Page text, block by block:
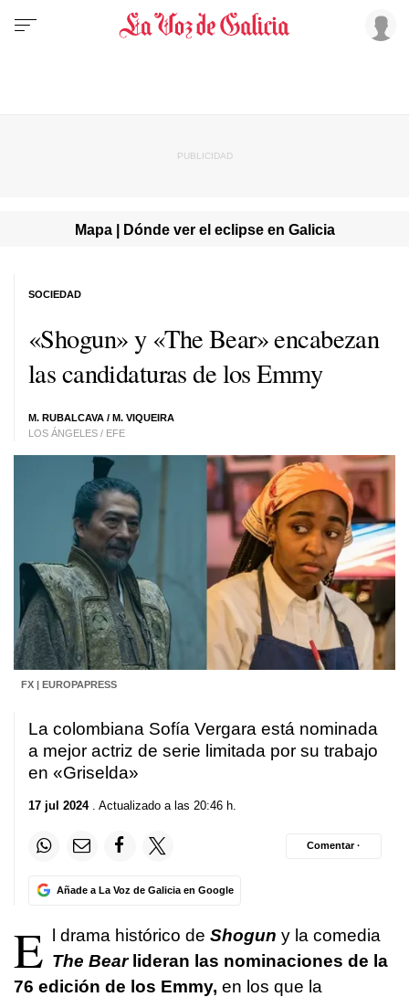
Mapa | Dónde ver el eclipse en Galicia
«Shogun» y «The Bear» encabezan
las candidaturas de los Emmy
M. RUBALCAVA / M. VIQUEIRA
LOS ÁNGELES / EFE
SOCIEDAD
FX | EUROPAPRESS
La colombiana Sofía Vergara está nominada
a mejor actriz de serie limitada por su trabajo
en «Griselda»
17 jul 2024. Actualizado a las 20:46 h.
Añade a La Voz de Galicia en Google
Comentar ·
E l drama histórico de Shogun y la comedia
The Bearlideran las nominaciones de la
76 edición de los Emmy, en los que la